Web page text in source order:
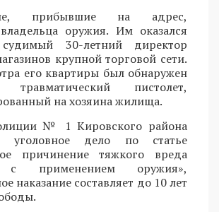
прибывшие на адрес,
оружия. Им оказался
30-летний директор
крупной торговой сети.
его квартиры был обнаружен
пистолет,
на хозяина жилища.
№ 1 Кировского района
уголовное дело по статье
причинение тяжкого вреда
с применением оружия»,
наказание составляет до 10 лет